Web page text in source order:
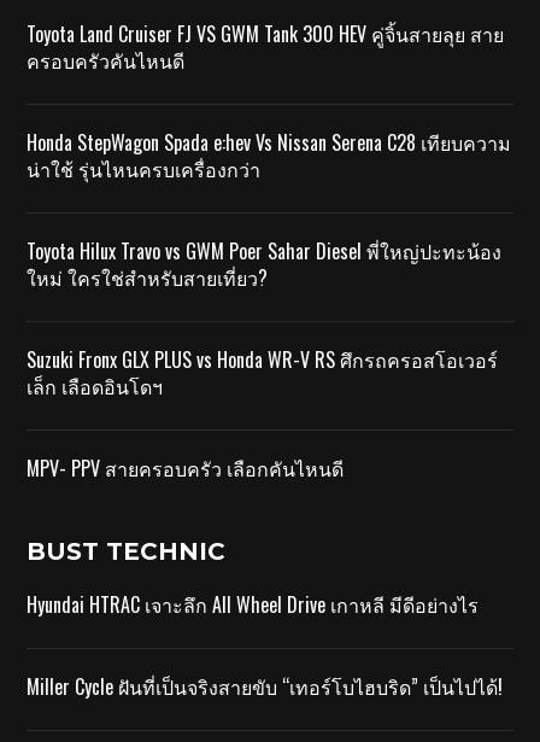
Toyota Land Cruiser FJ VS GWM Tank 300 HEV คู่จิ้นสายลุย สาย
ครอบครัวคันไหนดี
Honda StepWagon Spada e:hev Vs Nissan Serena C28 เทียบความ
น่าใช้ รุ่นไหนครบเครื่องกว่า
Toyota Hilux Travo vs GWM Poer Sahar Diesel พี่ใหญ่ปะทะน้อง
ใหม่ ใครใช่สำหรับสายเที่ยว?
Suzuki Fronx GLX PLUS vs Honda WR-V RS ศึกรถครอสโอเวอร์
เล็ก เลือดอินโดฯ
MPV- PPV สายครอบครัว เลือกคันไหนดี
BUST TECHNIC
Hyundai HTRAC เจาะลึก All Wheel Drive เกาหลี มีดีอย่างไร
Miller Cycle ฝันที่เป็นจริงสายขับ “เทอร์โบไฮบริด” เป็นไปได้!